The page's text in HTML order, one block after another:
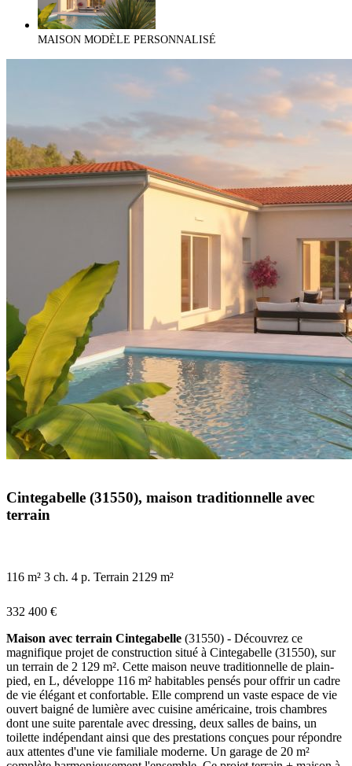
MAISON MODÈLE PERSONNALISÉ
Cintegabelle (31550), maison traditionnelle avec
terrain
116 m² 3 ch. 4 p. Terrain 2129 m²
332 400 €
Maison avec terrain Cintegabelle (31550) - Découvrez ce
magnifique projet de construction situé à Cintegabelle (31550), sur
un terrain de 2 129 m². Cette maison neuve traditionnelle de plain-
pied, en L, développe 116 m² habitables pensés pour offrir un cadre
de vie élégant et confortable. Elle comprend un vaste espace de vie
ouvert baigné de lumière avec cuisine américaine, trois chambres
dont une suite parentale avec dressing, deux salles de bains, un
toilette indépendant ainsi que des prestations conçues pour répondre
aux attentes d'une vie familiale moderne. Un garage de 20 m²